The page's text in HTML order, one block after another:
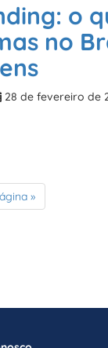
o
no
28 de fevereiro de
»